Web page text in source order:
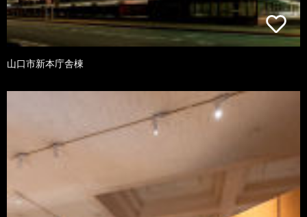
山口市新本庁舎棟